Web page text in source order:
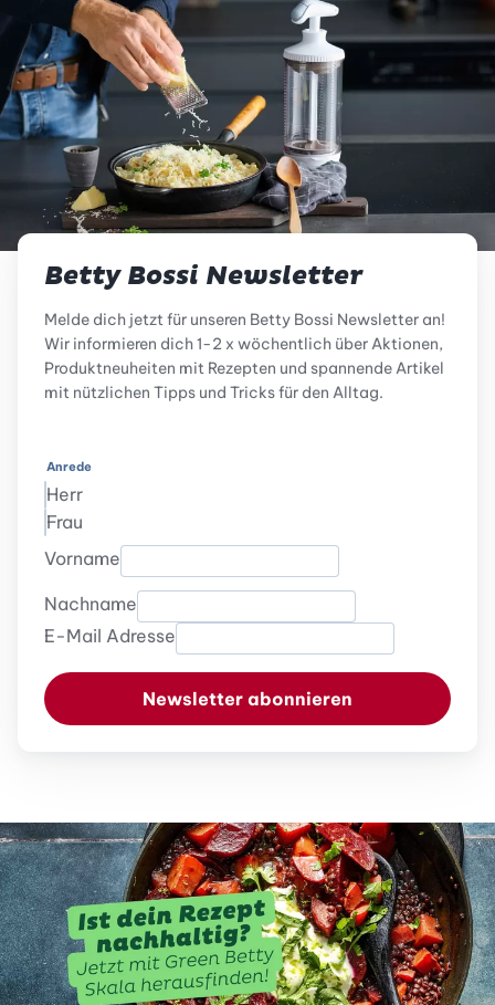
Betty Bossi Newsletter
Melde dich jetzt für unseren Betty Bossi Newsletter an!
Wir informieren dich 1-2 x wöchentlich über Aktionen,
Produktneuheiten mit Rezepten und spannende Artikel
mit nützlichen Tipps und Tricks für den Alltag.
Anrede
Herr
Frau
Vorname
Nachname
E-Mail Adresse
Newsletter abonnieren